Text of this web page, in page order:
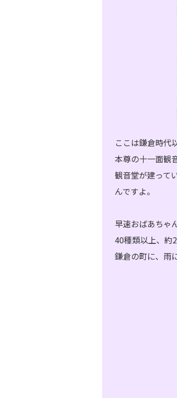
ここは鎌倉時代
本尊の十一面観
観音堂が建って
んですよ。
早速おばあちゃ
40種類以上、約
鎌倉の町に、雨